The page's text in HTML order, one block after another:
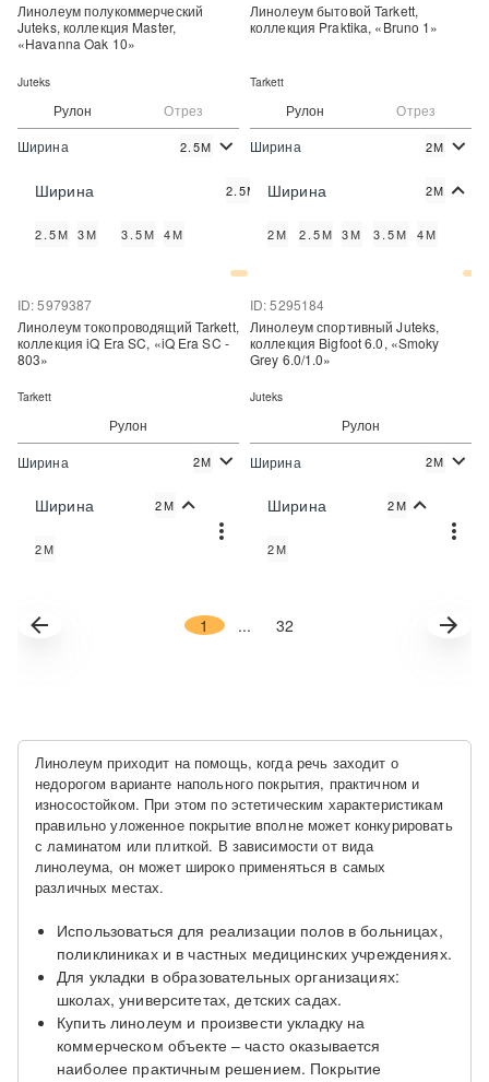
Рулон Отрез
Цена:
Линолеум полукоммерческий
Juteks, коллекция Master,
«Havanna Oak 10»
Juteks
Ширина 2.5М
Ширина 2.5М
2.5М 3М 3.5М 4М
Рулон Отрез
Цена:
Линолеум бытовой Tarkett,
коллекция Praktika, «Bruno 1»
Tarkett
Ширина 2М
Ширина 2М
2М 2.5М 3М 3.5М 4М
Рулон
ID: 5979387
Цена:
Линолеум токопроводящий Tarkett,
коллекция iQ Era SC, «iQ Era SC -
803»
Tarkett
Ширина 2М
Ширина 2М
2М
Рулон
ID: 5295184
Цена:
Линолеум спортивный Juteks,
коллекция Bigfoot 6.0, «Smoky
Grey 6.0/1.0»
Juteks
Ширина 2М
Ширина 2М
2М
1 ... 32
Линолеум приходит на помощь, когда речь заходит о
недорогом варианте напольного покрытия, практичном и
износостойком. При этом по эстетическим характеристикам
правильно уложенное покрытие вполне может конкурировать
с ламинатом или плиткой. В зависимости от вида
линолеума, он может широко применяться в самых
различных местах.
Использоваться для реализации полов в больницах,
поликлиниках и в частных медицинских учреждениях.
Для укладки в образовательных организациях:
школах, университетах, детских садах.
Купить линолеум и произвести укладку на
коммерческом объекте – часто оказывается
наиболее практичным решением. Покрытие